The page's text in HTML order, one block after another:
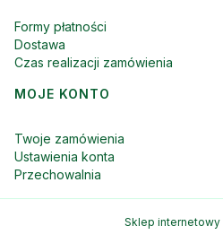
Formy płatności
Dostawa
Czas realizacji zamówienia
MOJE KONTO
Twoje zamówienia
Ustawienia konta
Przechowalnia
Sklep internetowy